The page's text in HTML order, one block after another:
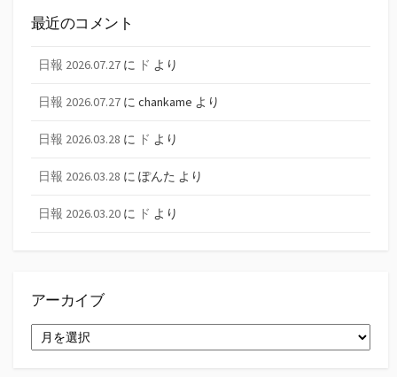
最近のコメント
日報 2026.07.27 に ド より
日報 2026.07.27 に chankame より
日報 2026.03.28 に ド より
日報 2026.03.28 に ぽんた より
日報 2026.03.20 に ド より
アーカイブ
ー